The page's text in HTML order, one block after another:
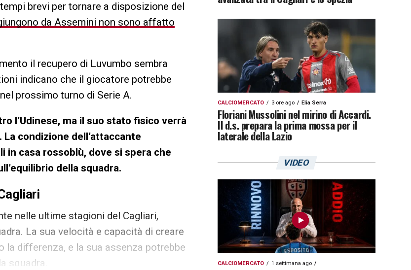
brevi per tornare a disposizione del
da Assemini non sono affatto
il recupero di Luvumbo sembra
indicano che il giocatore potrebbe
nel prossimo turno di Serie A.
l’Udinese, ma il suo stato fisico verrà
condizione dell’attaccante
in casa rossoblù, dove si spera che
della squadra.
nelle ultime stagioni del Cagliari,
La sua velocità e capacità di creare
differenza, e la sua assenza potrebbe
squadra.
CALCIOMERCATO 3 ore ago Elia Serra
Floriani Mussolini nel mirino di Accardi.
Il d.s. prepara la prima mossa per il
laterale della Lazio
VIDEO
CALCIOMERCATO 1 settimana ago